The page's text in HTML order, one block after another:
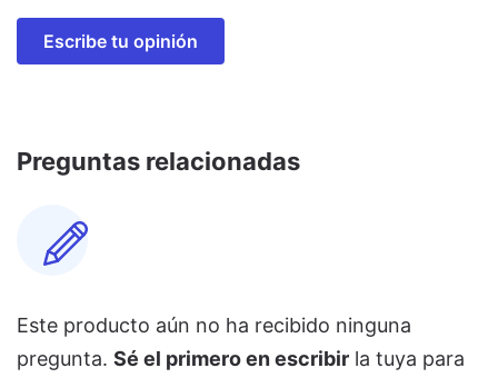
Escribe tu opinión
Preguntas relacionadas
Este producto aún no ha recibido ninguna
pregunta. Sé el primero en escribir la tuya para